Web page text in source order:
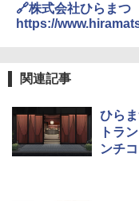
4
🔗株式会社ひらまつ
https://
関連記事
ひら
トラ
ンチ